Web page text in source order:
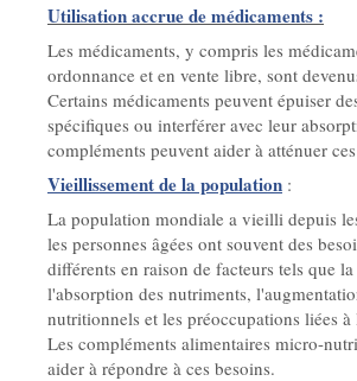
Utilisation accrue de médicaments :
Les médicaments, y compris les
ordonnance et en vente libre, sont
Certains médicaments peuvent épuiser
spécifiques ou interférer avec leur
compléments peuvent aider à atténuer
Vieillissement de la population :
La population mondiale a vieilli depuis
les personnes âgées ont souvent des
différents en raison de facteurs tels que
l'absorption des nutriments,
nutritionnels et les préoccupations liées à
Les compléments alimentaires micro-
aider à répondre à ces besoins.